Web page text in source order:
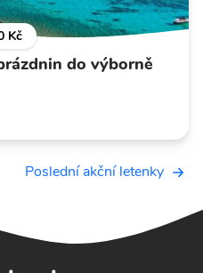
Kč
do výborně
Poslední akční letenky